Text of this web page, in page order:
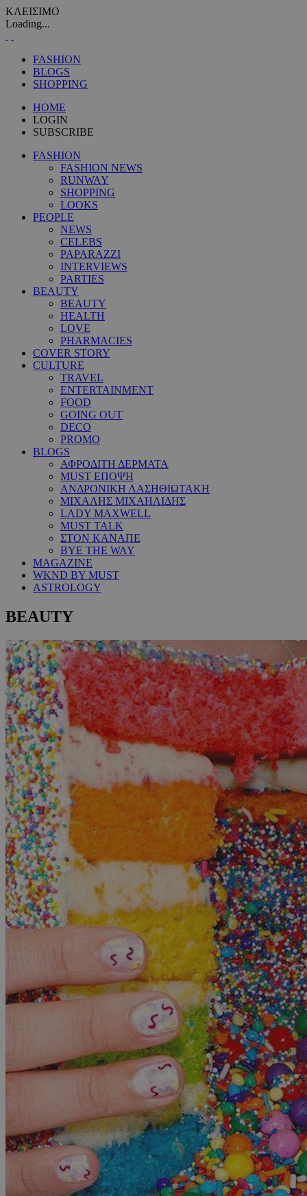
ΚΛΕΙΣΙΜΟ
Loading...
FASHION
BLOGS
SHOPPING
HOME
LOGIN
SUBSCRIBE
FASHION
FASHION NEWS
RUNWAY
SHOPPING
LOOKS
PEOPLE
NEWS
CELEBS
PAPARAZZI
INTERVIEWS
PARTIES
BEAUTY
BEAUTY
HEALTH
LOVE
PHARMACIES
COVER STORY
CULTURE
TRAVEL
ENTERTAINMENT
FOOD
GOING OUT
DECO
PROMO
BLOGS
ΑΦΡΟΔΙΤΗ ΔΕΡΜΑΤΑ
MUST ΕΠΟΨΗ
ΑΝΔΡΟΝΙΚΗ ΛΑΣΗΘΙΩΤΑΚΗ
ΜΙΧΑΛΗΣ ΜΙΧΑΗΛΙΔΗΣ
LADY MAXWELL
MUST TALK
ΣΤΟΝ ΚΑΝΑΠΕ
BYE THE WAY
MAGAZINE
WKND BY MUST
ASTROLOGY
BEAUTY